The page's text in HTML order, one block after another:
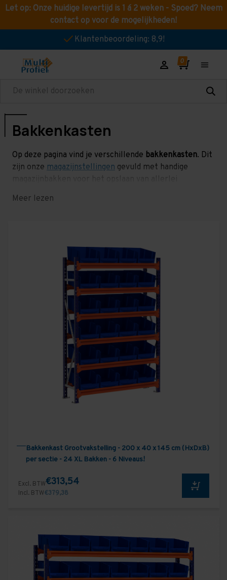
Let op: Onze huidige levertijd is 1 á 2 weken - Spoed? Neem
contact op voor de mogelijkheden!
Klantenbeoordeling: 8,9!
Zoeken
Bakkenkasten
Op deze pagina vind je verschillende bakkenkasten. Dit
zijn onze magazijnstellingen gevuld met handige
lange rijen van samen te stellen. De bakkenkasten zijn
bakkenkasten – klik op een product om direct jouw
ideale opstelling samen te stellen.
Meer lezen
Bakkenkast Grootvakstelling - 200 x 40 x 145 cm (HxDxB)
per sectie - 24 XL Bakken - 6 Niveaus!
Excl. BTW€313,54
Incl. BTW€379,38